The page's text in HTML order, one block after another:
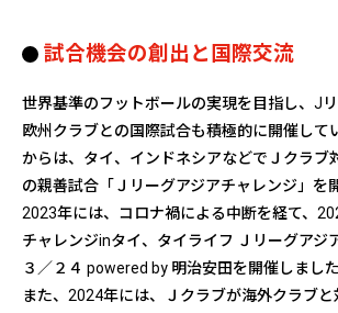
2022～
1998/5/22
札幌
試合機会の創出と国際交流
世界基準のフットボールの実現を目指し、J
欧州クラブとの国際試合も積極的に開催して
からは、タイ、インドネシアなどでＪクラブ
の親善試合「Ｊリーグアジアチャレンジ」を
2023年には、コロナ禍による中断を経て、
チャレンジinタイ、タイライフ Ｊリーグアジ
３／２４ powered by 明治安田を開催しました
また、2024年には、Ｊクラブが海外クラブ